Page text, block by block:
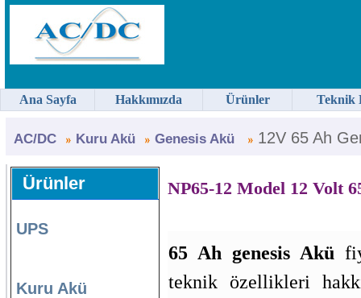
AC/DC Kuru Akü Genesis Akü 12V 65 Ah
Ürünler
UPS
Kuru Akü
NP65-12 Model 12 Volt
65 Ah genesis Akü
teknik özellikleri
Ana Sayfa Hakkımızda Ürünler Teknik